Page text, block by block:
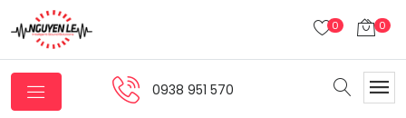
0 0
0938 951 570